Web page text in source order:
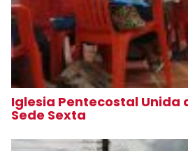
Iglesia Pentecostal Unida
Sede Sexta